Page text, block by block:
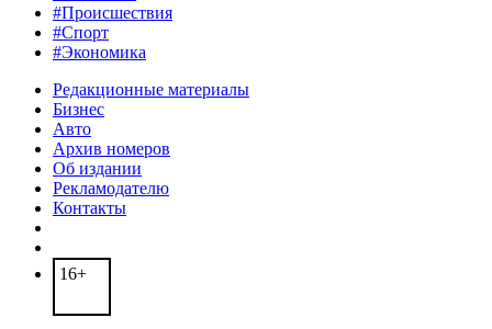
#Происшествия
#Спорт
#Экономика
Редакционные материалы
Бизнес
Авто
Архив номеров
Об издании
Рекламодателю
Контакты
16+